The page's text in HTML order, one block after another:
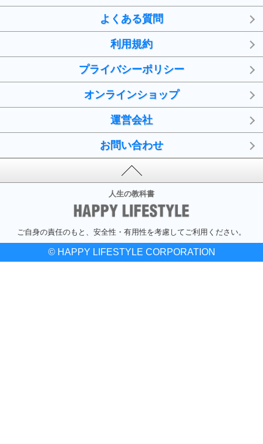
よくある質問
利用規約
プライバシーポリシー
オンラインショップ
運営会社
お問い合わせ
人生の教科書
ご自身の責任のもと、安全性・有用性を考慮してご利用ください。
© HAPPY LIFESTYLE CORPORATION